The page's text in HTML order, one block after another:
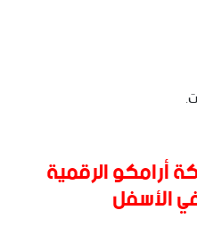
أرامكو الرقمية
الأسفل